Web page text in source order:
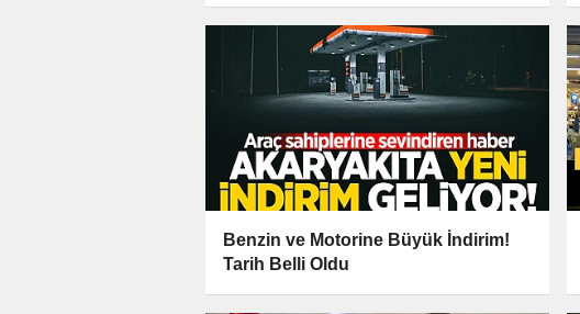
Benzin ve Motorine Büyük İndirim!
Tarih Belli Oldu